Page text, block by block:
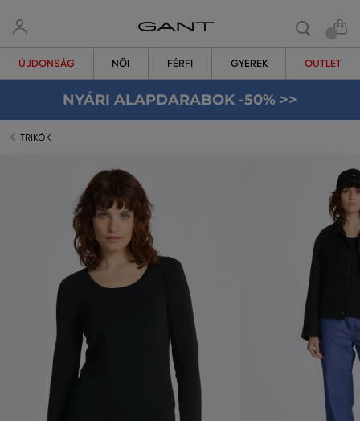
ÚJDONSÁG NŐI FÉRFI GYEREK OUTLET
NYÁRI ALAPDARABOK -50% >>
TRIKÓK